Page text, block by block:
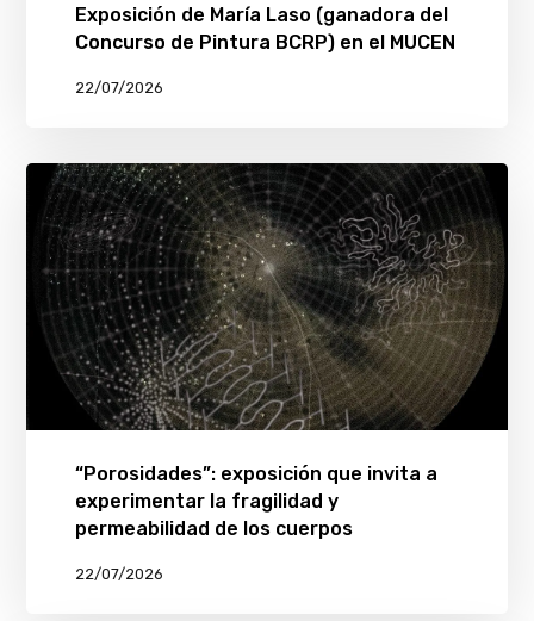
Exposición de María Laso (ganadora del
Concurso de Pintura BCRP) en el MUCEN
22/07/2026
“Porosidades”: exposición que invita a
experimentar la fragilidad y
permeabilidad de los cuerpos
22/07/2026